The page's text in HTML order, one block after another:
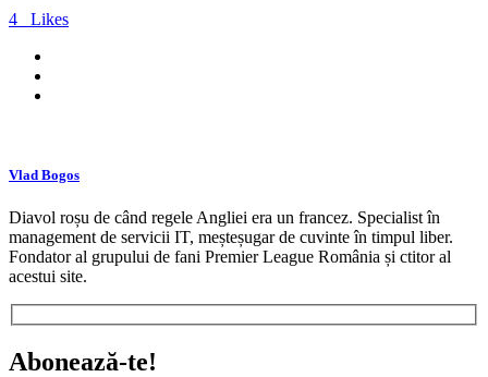
4 Likes
Vlad Bogos
Diavol roșu de când regele Angliei era un francez. Specialist în
management de servicii IT, meșteșugar de cuvinte în timpul liber.
Fondator al grupului de fani Premier League România și ctitor al
acestui site.
Abonează-te!